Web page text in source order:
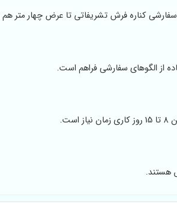
از الگوهای سفارشی فراهم است.
هستند.